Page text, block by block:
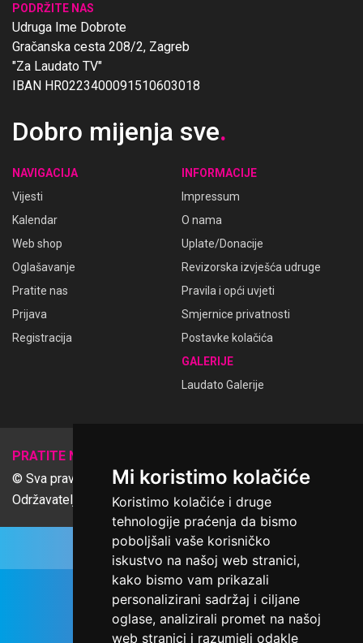
Mi koristimo kolačiće
Koristimo kolačiće i druge
tehnologije praćenja da bismo
poboljšali vaše korisničko
iskustvo na našoj web stranici,
kako bismo vam prikazali
personalizirani sadržaj i ciljane
oglase, analizirali promet na našoj
web stranici i razumjeli odakle
PODRŽITE NAS
Udruga Ime Dobrote
Gračanska cesta 208/2, Zagreb
"Za Laudato TV"
IBAN HR0223400091510603018
Dobro mijenja sve.
NAVIGACIJA
Vijesti
Kalendar
Web shop
Oglašavanje
Pratite nas
Prijava
Registracija
INFORMACIJE
Impressum
O nama
Uplate/Donacije
Revizorska izvješća udruge
Pravila i opći uvjeti
Smjernice privatnosti
Postavke kolačića
GALERIJE
Laudato Galerije
PRATITE NAS
© Sva prava pridržana Udruga Ime dobrote
Održavatelj Netcom d.o.o., Riva 6, Rijeka